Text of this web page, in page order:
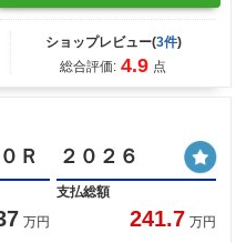
ショップレビュー(3件)
総合評価: 4.9 点
Ｒ ２０２６
万円
支払総額
241.7 万円